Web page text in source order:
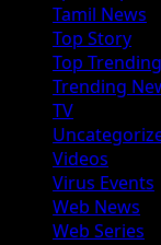
Tamil News
Top Story
Top
Trending
TV
Videos
Virus Events
Web News
Web Series